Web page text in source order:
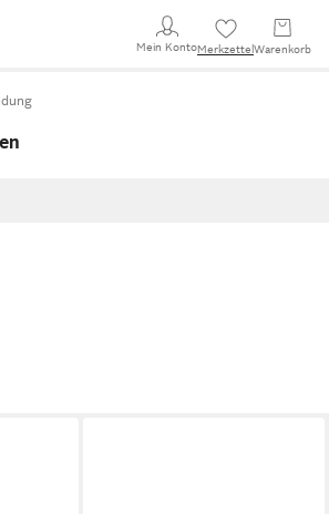
Mein KontoMerkzettel Warenkorb